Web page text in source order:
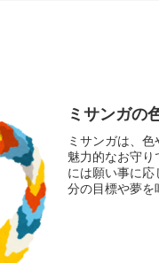
ミサンガの
ミサンガは、
魅力的なお守り
には願い事に応
分の目標や夢を